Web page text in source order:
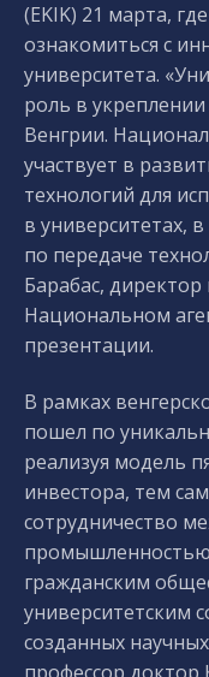
(EKIK) 21 марта,
ознакомиться с
университета.
роль в
Венгрии.
участвует в
технологий для
в университетах,
по передаче
Барабас,
Национальном
презентации.
В рамках
пошел по
реализуя модель
инвестора, тем
сотрудничество
гражданским
университетским
созданных